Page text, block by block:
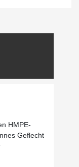
HMPE-
Geflecht